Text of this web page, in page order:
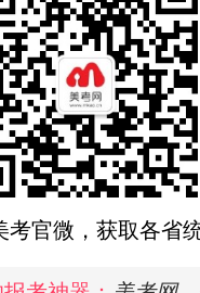
考官微，获取各省